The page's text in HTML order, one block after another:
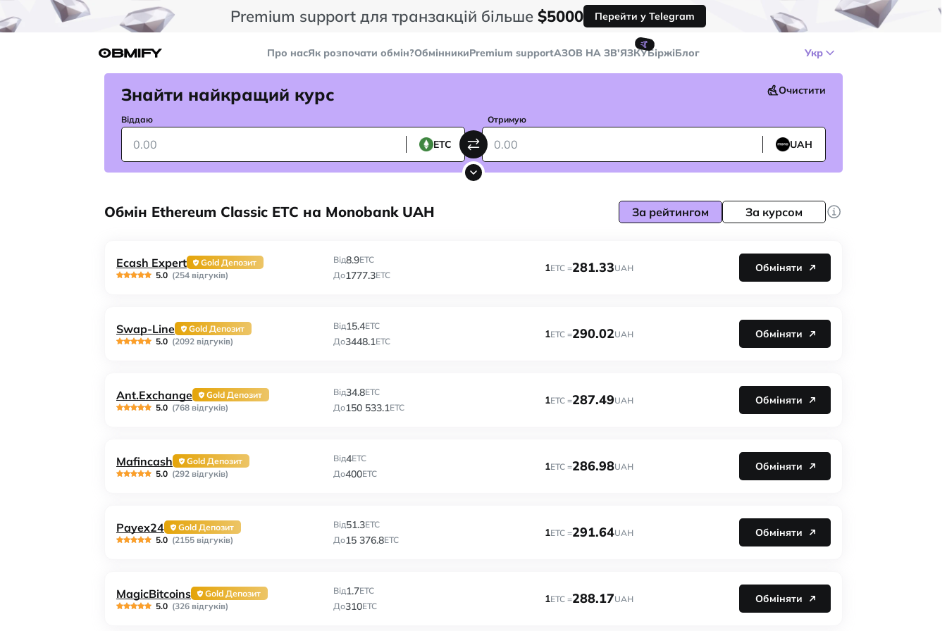
Premium support для транзакцій більше $5000 Перейти у Telegram
Про насЯк розпочати обмін?ОбмінникиPremium support
🤙
AЗОВ НА ЗВ'ЯЗКУБіржіБлог Укр
Знайти найкращий курс Очистити
Віддаю
ETC
Отримую
UAH
Обмін Ethereum Classic ETC на Monobank UAH За рейтингом За курсом
Ecash Expert
Gold Депозит
5.0 (254 відгуків)
Від8.9ETC
До1777.3ETC
1ETC =281.33UAH Обміняти
Swap-Line
Gold Депозит
5.0 (2092 відгуків)
Від15.4ETC
До3448.1ETC
1ETC =290.02UAH Обміняти
Ant.Exchange
Gold Депозит
5.0 (768 відгуків)
Від34.8ETC
До150 533.1ETC
1ETC =287.49UAH Обміняти
Mafincash
Gold Депозит
5.0 (292 відгуків)
Від4ETC
До400ETC
1ETC =286.98UAH Обміняти
Payex24
Gold Депозит
5.0 (2155 відгуків)
Від51.3ETC
До15 376.8ETC
1ETC =291.64UAH Обміняти
MagicBitcoins
Gold Депозит
5.0 (326 відгуків)
Від1.7ETC
До310ETC
1ETC =288.17UAH Обміняти